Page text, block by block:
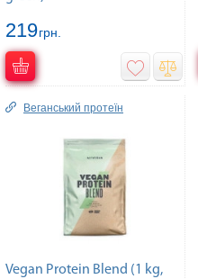
219грн.
Веганський протеїн
Vegan Protein Blend (1 kg,